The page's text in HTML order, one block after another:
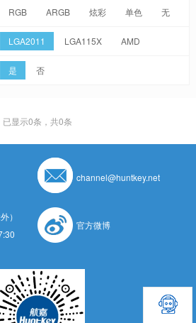
RGB ARGB 炫彩 单色 无
LGA2011 LGA115X AMD
是 否
已显示0条，共0条
channel@huntkey.net
）
官方微博